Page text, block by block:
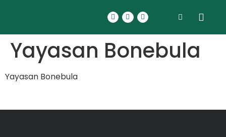
Yayasan Bonebula
Yayasan Bonebula